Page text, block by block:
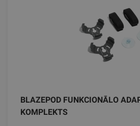
BLAZEPOD FUNKCIONĀLO
KOMPLEKTS